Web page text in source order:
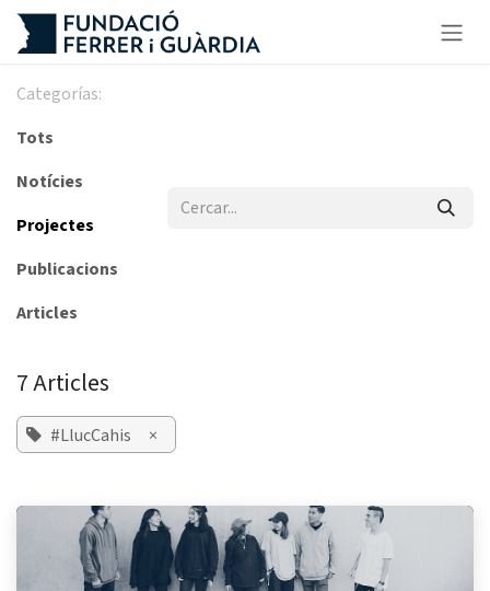
Skip to Content
Categorías:
Tots
Notícies
Projectes
Publicacions
Articles
7 Articles
#LlucCahis ×